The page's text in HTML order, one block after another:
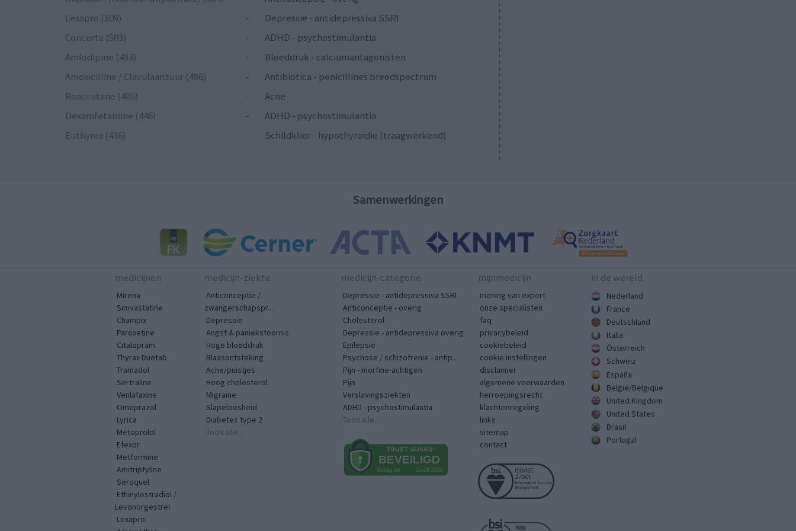
Lexapro (509)
-
Depressie - antidepressiva SSRI
Concerta (503)
-
ADHD - psychostimulantia
Amlodipine (493)
-
Bloeddruk - calciumantagonisten
Amoxicilline / Clavulaanzuur (486)
-
Antibiotica - penicillines breedspectrum
Roaccutane (480)
-
Acne
Dexamfetamine (446)
-
ADHD - psychostimulantia
Euthyrox (436)
- Schildklier - hypothyroidie (traagwerkend)
Samenwerkingen
medicijnen
Mirena
Simvastatine
Champix
Paroxetine
Citalopram
Thyrax Duotab
Tramadol
Sertraline
Venlafaxine
Omeprazol
Lyrica
Metoprolol
Efexor
Metformine
Amitriptyline
Seroquel
Ethinylestradiol /
Levonorgestrel
Lexapro
medicijn-ziekte
Anticonceptie /
zwangerschapspr...
Depressie
Angst & paniekstoornis
Hoge bloeddruk
Blaasontsteking
Acne/puistjes
Hoog cholesterol
Migraine
Slapeloosheid
Diabetes type 2
Toon alle...
medicijn-categorie
Depressie - antidepressiva SSRI
Anticonceptie - overig
Cholesterol
Depressie - antidepressiva overig
Epilepsie
Psychose / schizofrenie - antip...
Pijn - morfine-achtigen
Pijn
Verslavingsziekten
ADHD - psychostimulantia
Toon alle...
mijnmedicijn
mening van expert
onze specialisten
faq
privacybeleid
cookiebeleid
cookie instellingen
disclaimer
algemene voorwaarden
herroepingsrecht
klachtenregeling
links
sitemap
contact
in de wereld
Nederland
France
Deutschland
Italia
Österreich
Schweiz
España
België/Belgique
United Kingdom
United States
Brasil
Portugal